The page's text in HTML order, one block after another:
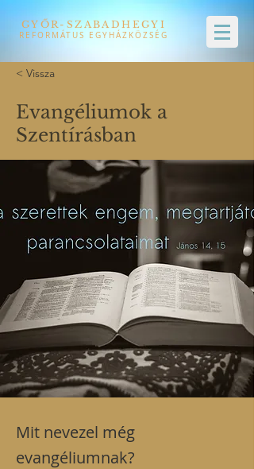
GYŐR-SZABADHEGYI
REFORMÁTUS EGYHÁZKÖZSÉG
< Vissza
Evangéliumok a
Szentírásban
Mit nevezel még
evangéliumnak?